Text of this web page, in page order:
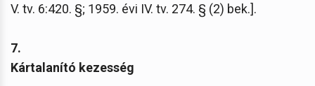
V. tv. 6:420. §; 1959. évi IV. tv. 274. § (2) bek.].
7.
Kártalanító kezesség